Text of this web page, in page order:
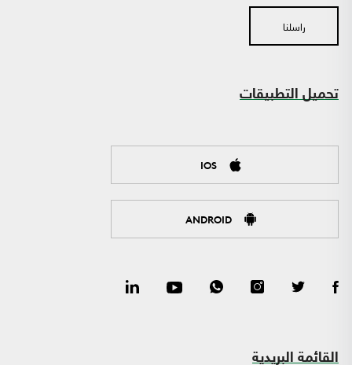
راسلنا
تحميل التطبيقات
IOS
ANDROID
القائمة البريدية